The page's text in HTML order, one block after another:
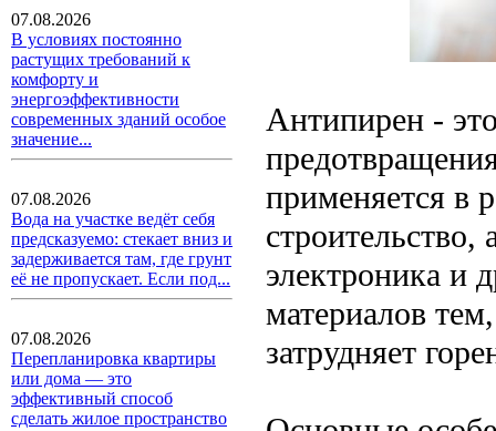
07.08.2026
В условиях постоянно
растущих требований к
комфорту и
энергоэффективности
современных зданий особое
значение...
07.08.2026
Вода на участке ведёт себя
предсказуемо: стекает вниз и
задерживается там, где грунт
её не пропускает. Если под...
07.08.2026
Перепланировка квартиры
или дома — это
эффективный способ
сделать жилое пространство
Антипирен -
применяется в
электроника и
материалов
затрудняет